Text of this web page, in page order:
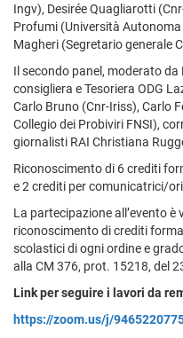
Ingv), Desirée Quagliarotti
Profumi (Università
Magheri (Segretario generale
Il secondo panel, moderato
consigliera e Tesoriera ODG
Carlo Bruno (Cnr-Iriss), Carlo
Collegio dei Probiviri FNSI),
giornalisti RAI Christiana
Riconoscimento di 6 crediti
e 2 crediti per comunicatrici/
La partecipazione all’evento è
riconoscimento di crediti
scolastici di ogni ordine e
alla CM 376, prot. 15218, del
Link per seguire i lavori da
https://zoom.us/j/